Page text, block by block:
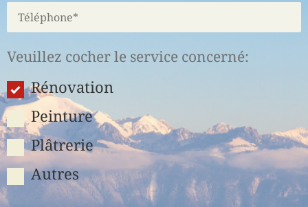
Veuillez cocher le service concerné:
Rénovation
Peinture
Plâtrerie
Autres